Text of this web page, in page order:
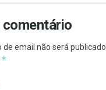
comentário
de email não será publicado.
*